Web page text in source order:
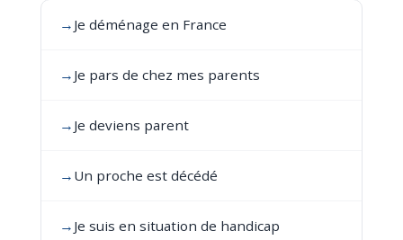
→ Je déménage en France
→ Je pars de chez mes parents
→ Je deviens parent
→ Un proche est décédé
→ Je suis en situation de handicap